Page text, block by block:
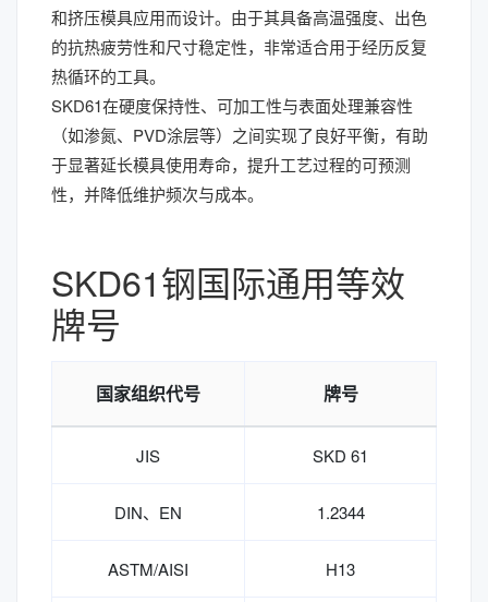
和挤压模具应用而设计。由于其具备高温强度、出色
的抗热疲劳性和尺寸稳定性，非常适合用于经历反复
热循环的工具。
SKD61在硬度保持性、可加工性与表面处理兼容性
（如渗氮、PVD涂层等）之间实现了良好平衡，有助
于显著延长模具使用寿命，提升工艺过程的可预测
性，并降低维护频次与成本。
SKD61钢国际通用等效
牌号
国家组织代号 牌号
JIS SKD 61
DIN、EN 1.2344
ASTM/AISI H13